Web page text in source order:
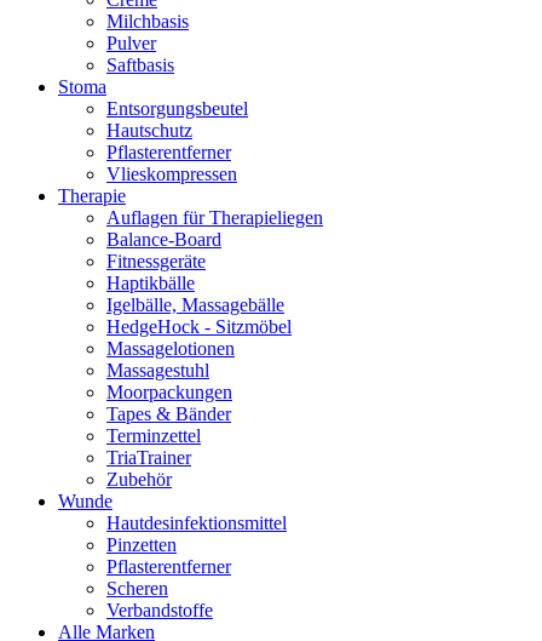
Milchbasis
Pulver
Saftbasis
Stoma
Entsorgungsbeutel
Hautschutz
Pflasterentferner
Vlieskompressen
Therapie
Auflagen für Therapieliegen
Balance-Board
Fitnessgeräte
Haptikbälle
Igelbälle, Massagebälle
HedgeHock - Sitzmöbel
Massagelotionen
Massagestuhl
Moorpackungen
Tapes & Bänder
Terminzettel
TriaTrainer
Zubehör
Wunde
Hautdesinfektionsmittel
Pinzetten
Pflasterentferner
Scheren
Verbandstoffe
Alle Marken